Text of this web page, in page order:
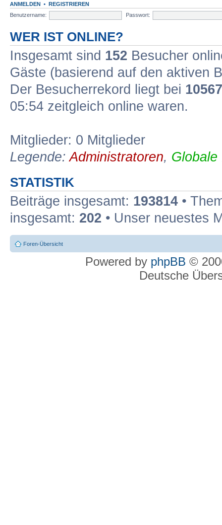
ANMELDEN • REGISTRIEREN
Benutzername:
Passwort:
WER IST ONLINE?
Insgesamt sind 152 Besucher
Gäste (basierend auf den aktiven
Der Besucherrekord liegt bei 10567
05:54 zeitgleich online waren.
Mitglieder: 0 Mitglieder
Legende:Administratoren, Globale
STATISTIK
Beiträge insgesamt: 193814 •
insgesamt: 202 • Unser neuestes
Foren-Übersicht
Powered by phpBB ©
Deutsche